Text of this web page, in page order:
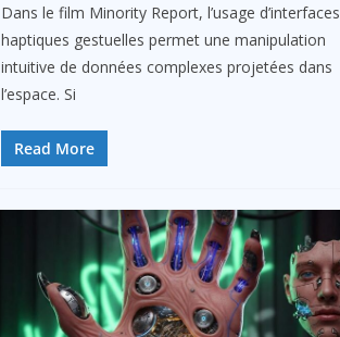
Dans le film Minority Report, l’usage d’interfaces
haptiques gestuelles permet une manipulation
intuitive de données complexes projetées dans
l’espace. Si
Read More